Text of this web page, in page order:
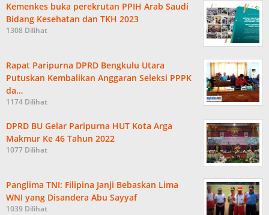
Kemenkes buka perekrutan PPIH Arab Saudi
Bidang Kesehatan dan TKH 2023
1308 Dilihat
Rapat Paripurna DPRD Bengkulu Utara
Putuskan Kembalikan Anggaran Seleksi PPPK
da…
1174 Dilihat
DPRD BU Gelar Paripurna HUT Kota Arga
Makmur Ke 46 Tahun 2022
1077 Dilihat
Panglima TNI: Filipina Janji Bebaskan Lima
WNI yang Disandera Abu Sayyaf
1039 Dilihat